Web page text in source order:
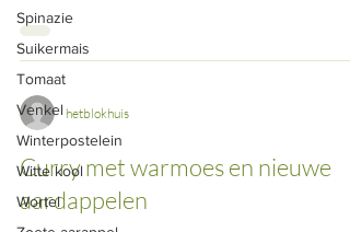
Spinazie
Suikermais
Tomaat
Venkel
Winterpostelein
Witte kool
Wortel
hetblokhuis
Curry met warmoes en nieuwe
aardappelen